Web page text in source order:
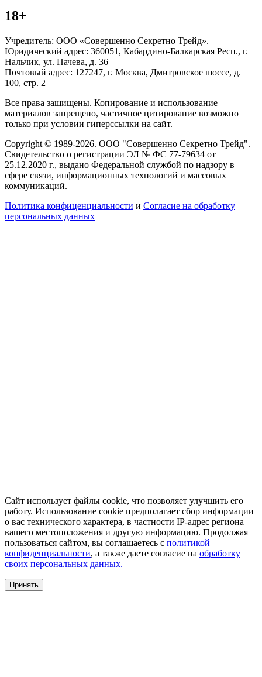
18+
Учредитель: ООО «Совершенно Секретно Трейд».
Юридический адрес: 360051, Кабардино-Балкарская Респ., г.
Нальчик, ул. Пачева, д. 36
Почтовый адрес: 127247, г. Москва, Дмитровское шоссе, д.
100, стр. 2
Все права защищены. Копирование и использование
материалов запрещено, частичное цитирование возможно
только при условии гиперссылки на сайт.
Copyright © 1989-2026. ООО "Совершенно Секретно Трейд".
Свидетельство о регистрации ЭЛ № ФС 77-79634 от
25.12.2020 г., выдано Федеральной службой по надзору в
сфере связи, информационных технологий и массовых
коммуникаций.
Политика конфиценциальности и Согласие на обработку
персональных данных
Сайт использует файлы cookie, что позволяет улучшить его
работу. Использование cookie предполагает сбор информации
о вас технического характера, в частности IP-адрес региона
вашего местоположения и другую информацию. Продолжая
пользоваться сайтом, вы соглашаетесь с политикой
конфиденциальности, а также даете согласие на обработку
своих персональных данных.
Принять